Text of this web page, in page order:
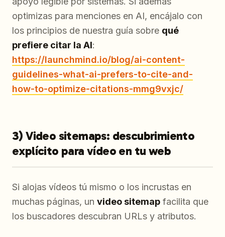
optimizas para menciones en AI, encájalo con
los principios de nuestra guía sobre qué
prefiere citar la AI:
https://launchmind.io/blog/ai-content-
guidelines-what-ai-prefers-to-cite-and-
how-to-optimize-citations-mmg9vxjc/
3) Video sitemaps: descubrimiento
explícito para vídeo en tu web
Si alojas vídeos tú mismo o los incrustas en
muchas páginas, un video sitemap facilita que
los buscadores descubran URLs y atributos.